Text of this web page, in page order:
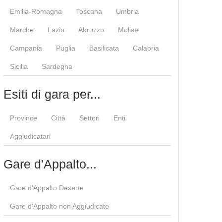
Emilia-Romagna Toscana Umbria
Marche Lazio Abruzzo Molise
Campania Puglia Basilicata Calabria
Sicilia Sardegna
Esiti di gara per...
Province Città Settori Enti
Aggiudicatari
Gare d'Appalto...
Gare d'Appalto Deserte
Gare d'Appalto non Aggiudicate